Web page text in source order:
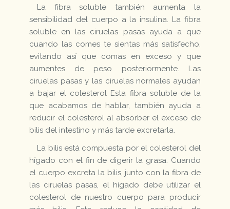
La fibra soluble también aumenta la
sensibilidad del cuerpo a la insulina. La fibra
soluble en las ciruelas pasas ayuda a que
cuando las comes te sientas más satisfecho,
evitando así que comas en exceso y que
aumentes de peso posteriormente. Las
ciruelas pasas y las ciruelas normales ayudan
a bajar el colesterol Esta fibra soluble de la
que acabamos de hablar, también ayuda a
reducir el colesterol al absorber el exceso de
bilis del intestino y más tarde excretarla.
La bilis está compuesta por el colesterol del
hígado con el fin de digerir la grasa. Cuando
el cuerpo excreta la bilis, junto con la fibra de
las ciruelas pasas, el hígado debe utilizar el
colesterol de nuestro cuerpo para producir